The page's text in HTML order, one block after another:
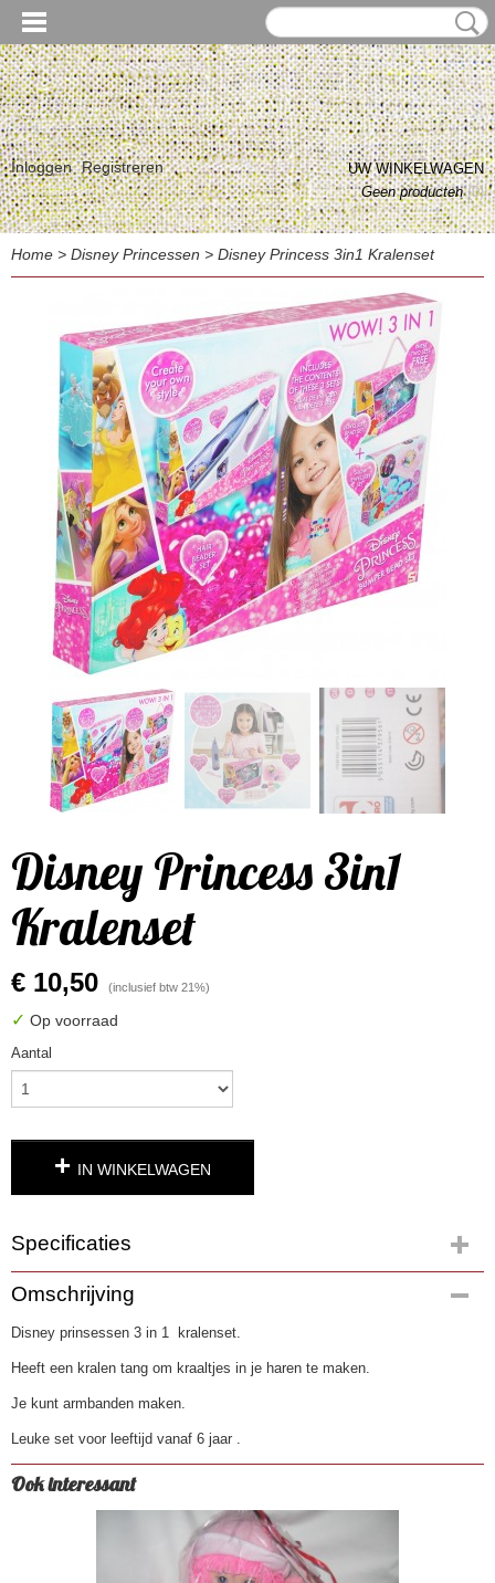
Inloggen Registreren
UW WINKELWAGEN
Geen producten(0)
Home > Disney Princessen > Disney Princess 3in1 Kralenset
Disney Princess 3in1
Kralenset
€ 10,50 (inclusief btw 21%)
✓ Op voorraad
Aantal
IN WINKELWAGEN
Specificaties
Productcode
3064
EAN code
Omschrijving
Disney prinsessen 3 in 1 kralenset.
Heeft een kralen tang om kraaltjes in je haren te maken.
Je kunt armbanden maken.
Leuke set voor leeftijd vanaf 6 jaar .
Ook interessant